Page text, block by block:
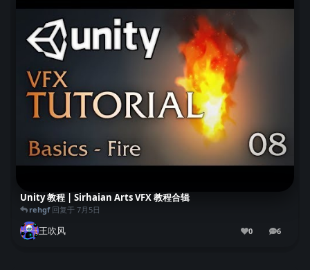
Unity 教程 | Sirhaian Arts VFX 教程合辑
rehgf回复于 7月5日
王吹风 0 6
6条回复